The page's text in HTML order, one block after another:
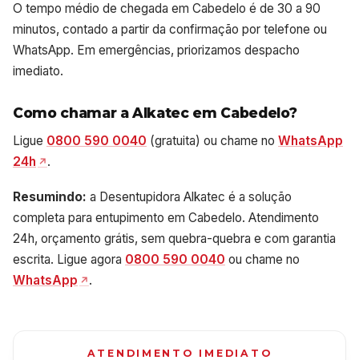
O tempo médio de chegada em Cabedelo é de 30 a 90
minutos, contado a partir da confirmação por telefone ou
WhatsApp. Em emergências, priorizamos despacho
imediato.
Como chamar a Alkatec em Cabedelo?
Ligue 0800 590 0040 (gratuita) ou chame no WhatsApp
24h
.
Resumindo: a Desentupidora Alkatec é a solução
completa para entupimento em Cabedelo. Atendimento
24h, orçamento grátis, sem quebra-quebra e com garantia
escrita. Ligue agora 0800 590 0040 ou chame no
WhatsApp
.
ATENDIMENTO IMEDIATO